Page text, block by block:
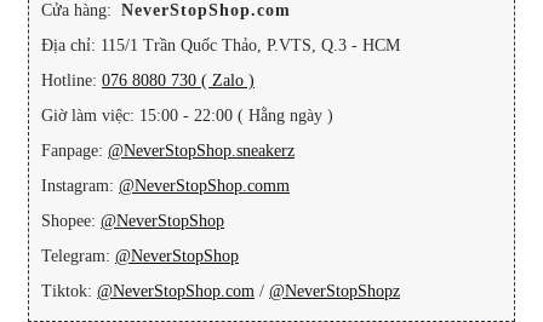
Cửa hàng: NeverStopShop.com
Địa chỉ: 115/1 Trần Quốc Thảo, P.VTS, Q.3 - HCM
Hotline: 076 8080 730 ( Zalo )
Giờ làm việc: 15:00 - 22:00 ( Hằng ngày )
Fanpage: @NeverStopShop.sneakerz
Instagram: @NeverStopShop.comm
Shopee: @NeverStopShop
Telegram: @NeverStopShop
Tiktok: @NeverStopShop.com / @NeverStopShopz